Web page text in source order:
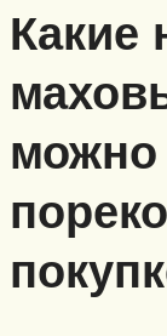
Какие
можно